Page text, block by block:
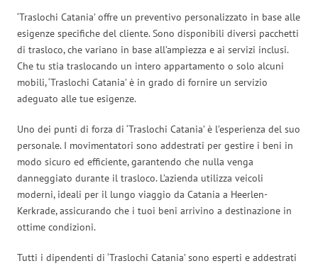
‘Traslochi Catania’ offre un preventivo personalizzato in base alle
esigenze specifiche del cliente. Sono disponibili diversi pacchetti
di trasloco, che variano in base all’ampiezza e ai servizi inclusi.
Che tu stia traslocando un intero appartamento o solo alcuni
mobili, ‘Traslochi Catania’ è in grado di fornire un servizio
adeguato alle tue esigenze.
Uno dei punti di forza di ‘Traslochi Catania’ è l’esperienza del suo
personale. I movimentatori sono addestrati per gestire i beni in
modo sicuro ed efficiente, garantendo che nulla venga
danneggiato durante il trasloco. L’azienda utilizza veicoli
moderni, ideali per il lungo viaggio da Catania a Heerlen-
Kerkrade, assicurando che i tuoi beni arrivino a destinazione in
ottime condizioni.
Tutti i dipendenti di ‘Traslochi Catania’ sono esperti e addestrati